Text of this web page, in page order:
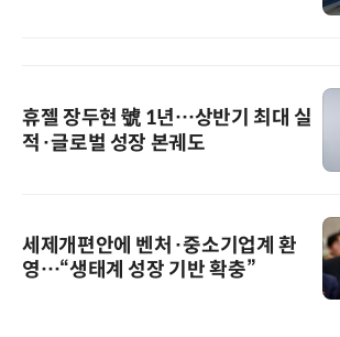
휴젤 장두현 號 1년…상반기 최대 실
적·글로벌 성장 본궤도
세제개편안에 벤처·중소기업계 환
영…“생태계 성장 기반 확충”